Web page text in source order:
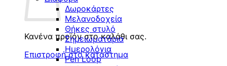
Κανένα προϊόν στο καλάθι σας.
Επιστροφή στο κατάστημα
Δωροκάρτες
Μελανοδοχεία
Θήκες στυλό
Σημειωματάρια
Ημερολόγια
Pen Loop